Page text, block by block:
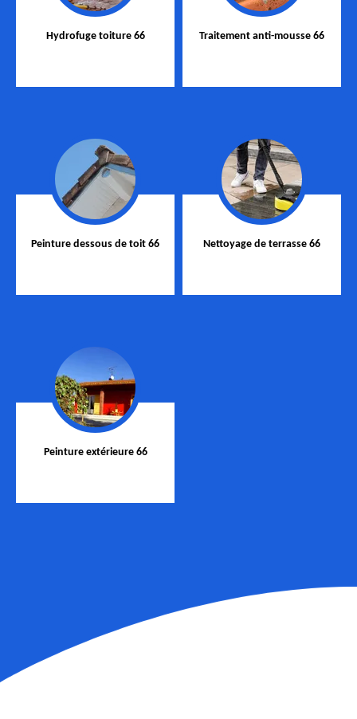
Hydrofuge toiture 66 Traitement anti-mousse 66
Peinture dessous de toit 66 Nettoyage de terrasse 66
Peinture extérieure 66